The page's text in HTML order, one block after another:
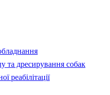
та дресирування собак
реабілітації